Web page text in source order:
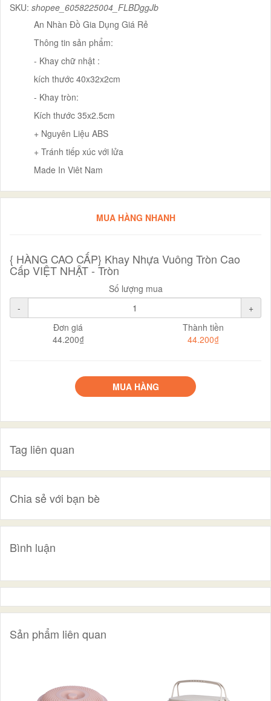
SKU: shopee_6058225004_FLBDggJb
An Nhàn Đồ Gia Dụng Giá Rẻ
Thông tin sản phẩm:
- Khay chữ nhật :
kích thước 40x32x2cm
- Khay tròn:
Kích thước 35x2.5cm
+ Nguyên Liệu ABS
+ Tránh tiếp xúc với lửa
Made In Viêt Nam
MUA HÀNG NHANH
{ HÀNG CAO CẤP} Khay Nhựa Vuông Tròn Cao
Cấp VIỆT NHẬT - Tròn
Số lượng mua
-
+
Đơn giá
44.200₫
Thành tiền
44.200₫
MUA HÀNG
Tag liên quan
Chia sẻ với bạn bè
Bình luận
Sản phẩm liên quan